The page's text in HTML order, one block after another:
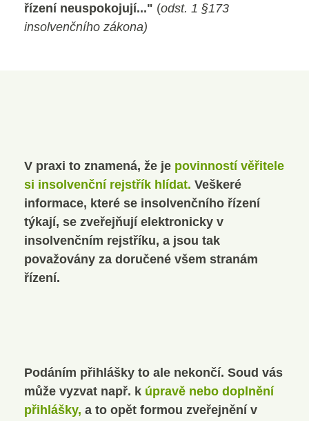
řízení neuspokojují..." (odst. 1 §173
insolvenčního zákona)
V praxi to znamená, že je povinností věřitele
si insolvenční rejstřík hlídat. Veškeré
informace, které se insolvenčního řízení
týkají, se zveřejňují elektronicky v
insolvenčním rejstříku, a jsou tak
považovány za doručené všem stranám
řízení.
Podáním přihlášky to ale nekončí. Soud vás
může vyzvat např. k úpravě nebo doplnění
přihlášky, a to opět formou zveřejnění v